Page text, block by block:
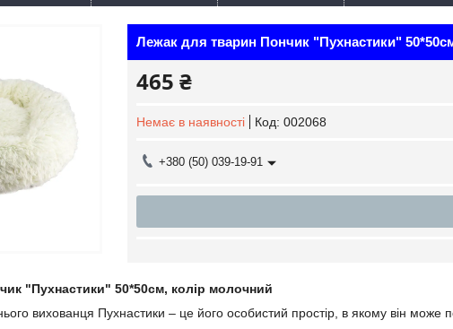
Лежак для тварин Пончик "Пухнастики"
465 ₴
Немає в наявності Код: 002068
+380 (50) 039-19-91
"Пухнастики" 50*50см, колір молочний
вихованця Пухнастики – це його особистий простір, в якому він може